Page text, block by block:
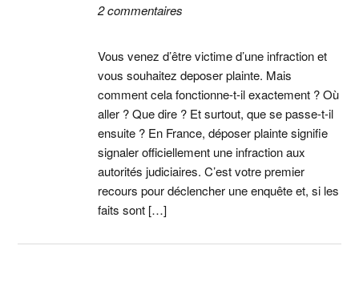
2 commentaires
Vous venez d’être victime d’une infraction et
vous souhaitez deposer plainte. Mais
comment cela fonctionne-t-il exactement ? Où
aller ? Que dire ? Et surtout, que se passe-t-il
ensuite ? En France, déposer plainte signifie
signaler officiellement une infraction aux
autorités judiciaires. C’est votre premier
recours pour déclencher une enquête et, si les
faits sont […]